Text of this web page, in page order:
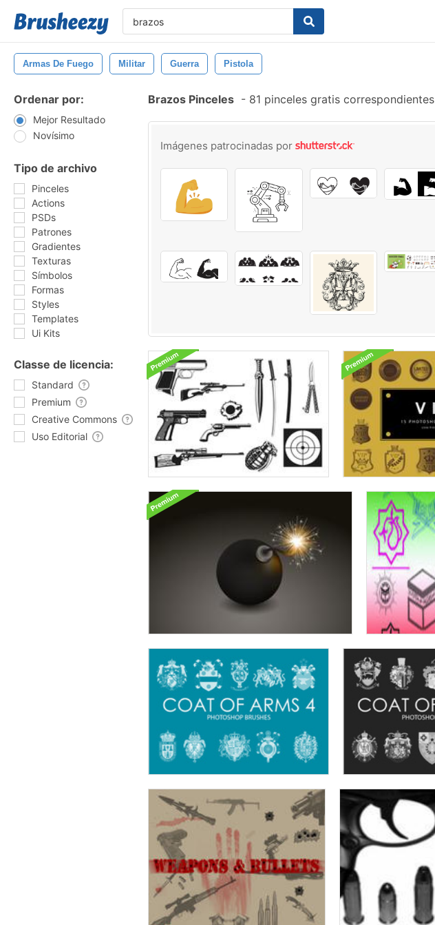
Armas De Fuego Militar Guerra Pistola
Ordenar por:
Mejor Resultado
Novísimo
Tipo de archivo
Pinceles
Actions
PSDs
Patrones
Gradientes
Texturas
Símbolos
Formas
Styles
Templates
Ui Kits
Classe de licencia:
Standard
Premium
Creative Commons
Uso Editorial
Brazos Pinceles - 81 pinceles gratis correspondientes
Imágenes patrocinadas por